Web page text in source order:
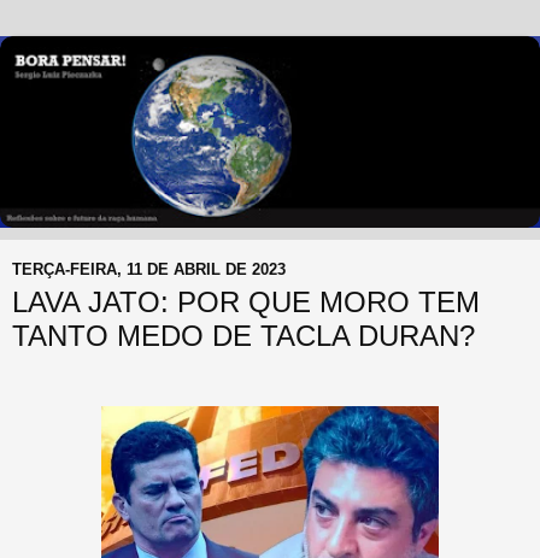
TERÇA-FEIRA, 11 DE ABRIL DE 2023
LAVA JATO: POR QUE MORO TEM
TANTO MEDO DE TACLA DURAN?